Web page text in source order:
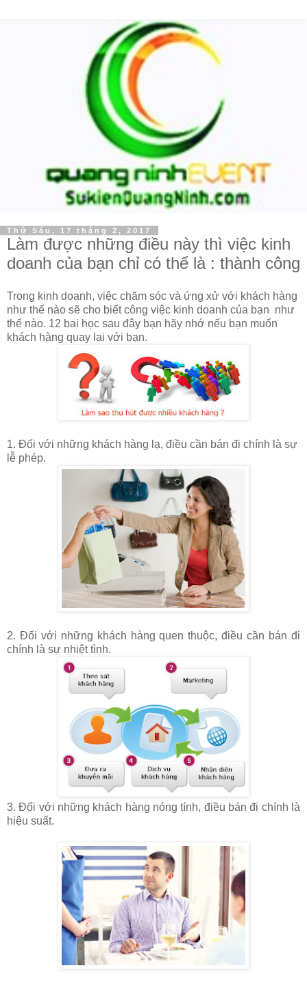
Thứ Sáu, 17 tháng 2, 2017
Làm được những điều này thì việc kinh
doanh của bạn chỉ có thể là : thành công
Trong kinh doanh, việc chăm sóc và ứng xử với khách hàng
như thế nào sẽ cho biết công việc kinh doanh của bạn như
thế nào. 12 bai học sau đây bạn hãy nhớ nếu bạn muốn
khách hàng quay lại với bạn.
1. Đối với những khách hàng lạ, điều cần bán đi chính là sự
lễ phép.
2. Đối với những khách hàng quen thuộc, điều cần bán đi
chính là sự nhiệt tình.
3. Đối với những khách hàng nóng tính, điều bán đi chính là
hiệu suất.